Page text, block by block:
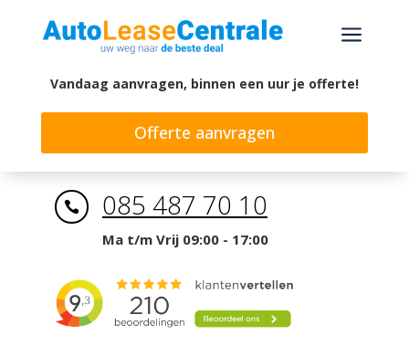
a
Vandaag aanvragen, binnen een uur je offerte!
Offerte aanvragen
 085 487 70 10
Ma t/m Vrij 09:00 - 17:00